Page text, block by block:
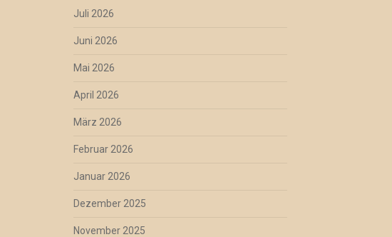
Juli 2026
Juni 2026
Mai 2026
April 2026
März 2026
Februar 2026
Januar 2026
Dezember 2025
November 2025